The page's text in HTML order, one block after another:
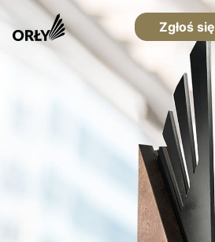
Zgłoś się